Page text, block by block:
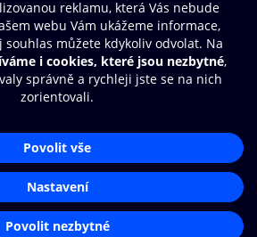
údajů
Aplikace O2 Knihovna
Čti a poslouchej své e-knihy a
audioknihy rychleji a pohodlněji.